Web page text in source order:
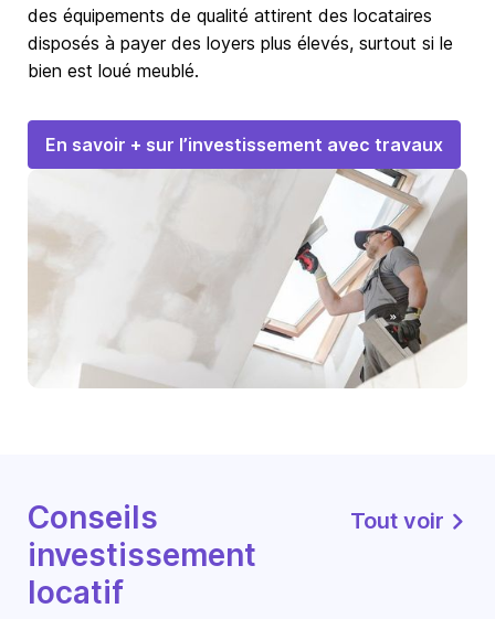
des équipements de qualité attirent des locataires
disposés à payer des loyers plus élevés, surtout si le
bien est loué meublé.
En savoir + sur l’investissement avec travaux
Conseils
investissement
locatif
Tout voir